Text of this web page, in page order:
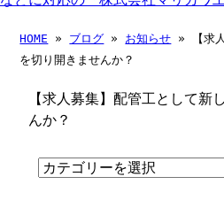
HOME » ブログ » お知らせ » 【求
を切り開きませんか？
【求人募集】配管工として新
んか？